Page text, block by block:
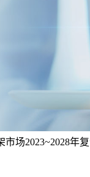
市场2023~2028年